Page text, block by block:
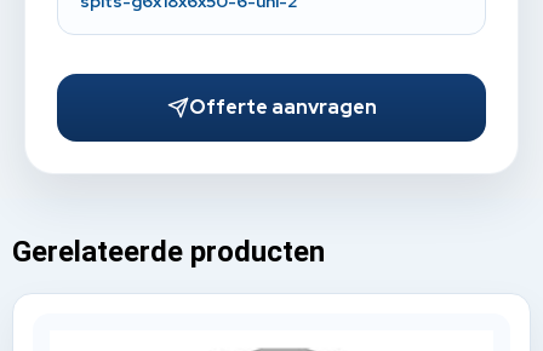
Offerte aanvragen
Gerelateerde producten